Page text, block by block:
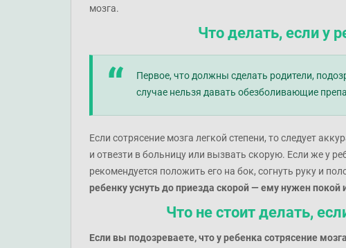
мозга.
Что делать, если у
Первое, что должны сделать родители,
случае нельзя давать обезболивающие
Если сотрясение мозга легкой степени, то следует
и отвезти в больницу или вызвать скорую. Если же у
рекомендуется положить его на бок, согнуть руку и
ребенку уснуть до приезда скорой — ему нужен покой
Что не стоит делать,
Если вы подозреваете, что у ребенка сотрясение